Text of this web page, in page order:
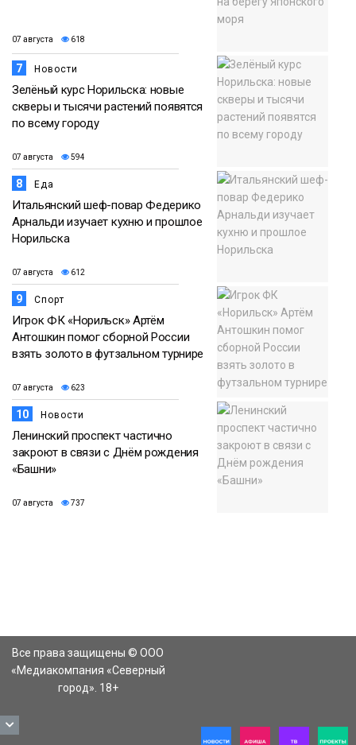
07 августа 618
7 Новости
Зелёный курс Норильска: новые
скверы и тысячи растений появятся
по всему городу
07 августа 594
8 Еда
Итальянский шеф-повар Федерико
Арнальди изучает кухню и прошлое
Норильска
07 августа 612
9 Спорт
Игрок ФК «Норильск» Артём
Антошкин помог сборной России
взять золото в футзальном турнире
07 августа 623
10 Новости
Ленинский проспект частично
закроют в связи с Днём рождения
«Башни»
07 августа 737
Все права защищены © ООО
«Медиакомпания «Северный
город». 18+